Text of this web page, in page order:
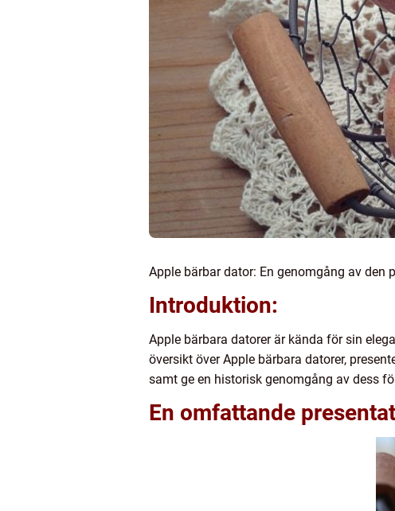
Apple bärbar dator: En genomgång av den
Introduktion:
Apple bärbara datorer är kända för sin
översikt över Apple bärbara datorer,
samt ge en historisk genomgång av dess
En omfattande